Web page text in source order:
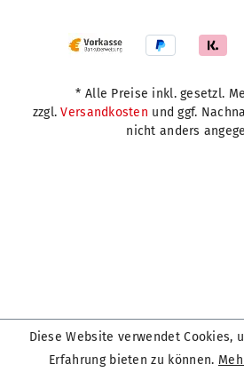
* Alle Preise inkl. gesetzl.
zzgl.Versandkosten und ggf.
nicht anders
Diese Website verwendet Cookies,
Erfahrung bieten zu können.